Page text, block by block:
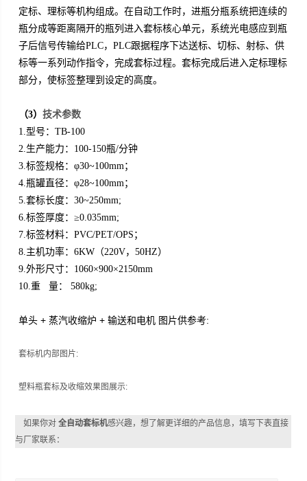
定标、理标等机构组成。在自动工作时，进瓶分瓶系统把连续的
瓶分成等距离隔开的瓶列进入套标核心单元，系统光电感应到瓶
子后信号传输给PLC，PLC跟据程序下达送标、切标、射标、供
标等一系列动作指令，完成套标过程。套标完成后进入定标理标
部分，使标签整理到设定的高度。
（3）技术参数
1.型号：TB-100
2.生产能力：100-150瓶/分钟
3.标签规格：φ30~100mm；
4.瓶罐直径：φ28~100mm；
5.套标长度：30~250mm;
6.标签厚度：≥0.035mm;
7.标签材料：PVC/PET/OPS；
8.主机功率：6KW（220V，50HZ）
9.外形尺寸：1060×900×2150mm
10.重 量： 580kg;
单头 + 蒸汽收缩炉 + 输送和电机 图片供参考:
套标机内部图片:
塑料瓶套标及收缩效果图展示:
如果你对全自动套标机感兴趣，想了解更详细的产品信息，填写下表直接
与厂家联系：